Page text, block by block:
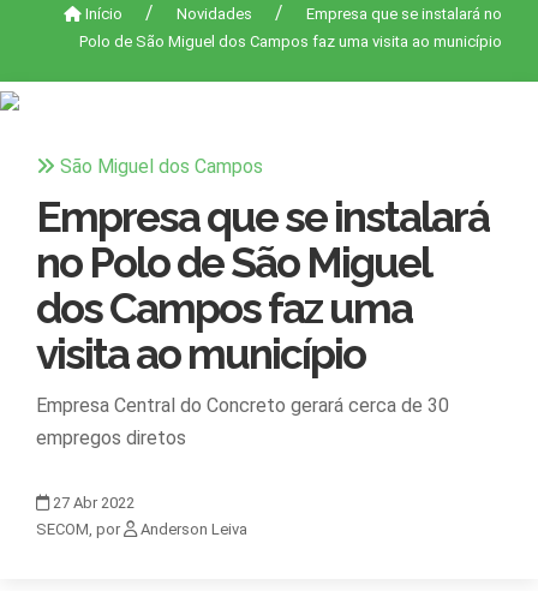
Início Novidades
Empresa que se instalará no
Polo de São Miguel dos Campos faz uma visita ao município
São Miguel dos Campos
Empresa que se instalará
no Polo de São Miguel
dos Campos faz uma
visita ao município
Empresa Central do Concreto gerará cerca de 30
empregos diretos
27 Abr 2022
SECOM, por
Anderson Leiva